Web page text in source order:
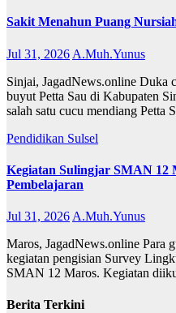
Sakit Menahun Puang
Jul 31, 2026 A.Muh.Yunus
Sinjai, JagadNews.online Duka
buyut Petta Sau di Kabupaten
salah satu cucu mendiang Petta
Pendidikan Sulsel
Kegiatan Sulingjar SMAN 12
Pembelajaran
Jul 31, 2026 A.Muh.Yunus
Maros, JagadNews.online Para
kegiatan pengisian Survey
SMAN 12 Maros. Kegiatan
Berita Terkini